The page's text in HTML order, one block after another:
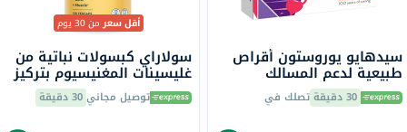
سيدهايو يوروستون أقراص
طبيعية لدعم المسالك
البولية، حزمة من 30
30 دقيقة تصلك في
أقل سعرمن 30 يوم
سولاراي كبسولات نباتية من
غليسينات المغنيسيوم بتركيز
350 ملجم لصحة العظام
والعضلات حزمة من 120
توصيل مجاني30 دقيقة